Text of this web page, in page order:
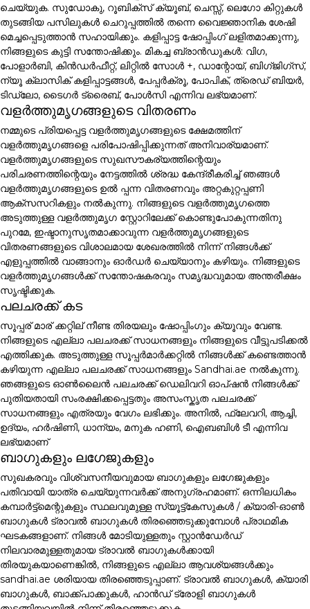
ചെയ്യുക. സുഡോകു, റൂബിക്സ് ക്യൂബ്, ചെസ്സ്, ലെഗോ കിറ്റുകൾ
തുടങ്ങിയ പസിലുകൾ ചെറുപ്പത്തിൽ തന്നെ വൈജ്ഞാനിക ശേഷി
മെച്ചപ്പെടുത്താൻ സഹായിക്കും. കളിപ്പാട്ട ഷോപ്പിംഗ് ലളിതമാക്കുന്നു,
നിങ്ങളുടെ കുട്ടി സന്തോഷിക്കും. മികച്ച ബ്രാൻഡുകൾ: വിഗ,
പോളാർബി, കിൻഡർഫീറ്റ്, ലിറ്റിൽ സോൾ +, ഡാന്റോയ്, ബിഗ്ജിഗ്സ്,
ന്യൂ ക്ലാസിക് കളിപ്പാട്ടങ്ങൾ, പേപ്പർക്രൂ, പോപിക്, ത്രെഡ് ബിയർ,
ടിഡ്ലോ, ടൈഗർ ട്രൈബ്, പോൾസി എന്നിവ ലഭ്യമാണ്.
വളർത്തുമൃഗങ്ങളുടെ വിതരണം
നമ്മുടെ പ്രിയപ്പെട്ട വളർത്തുമൃഗങ്ങളുടെ ക്ഷേമത്തിന്
വളർത്തുമൃഗങ്ങളെ പരിപോഷിപ്പിക്കുന്നത് അനിവാര്യമാണ്.
വളർത്തുമൃഗങ്ങളുടെ സുഖസൗകര്യത്തിന്റെയും
പരിചരണത്തിന്റെയും നേട്ടത്തിൽ ശ്രദ്ധ കേന്ദ്രീകരിച്ച് ഞങ്ങൾ
വളർത്തുമൃഗങ്ങളുടെ ഉൽ പ്പന്ന വിതരണവും അറ്റകുറ്റപ്പണി
ആക്സസറികളും നൽകുന്നു. നിങ്ങളുടെ വളർത്തുമൃഗത്തെ
അടുത്തുള്ള വളർത്തുമൃഗ സ്റ്റോറിലേക്ക് കൊണ്ടുപോകുന്നതിനു
പുറമേ, ഇഷ്ടാനുസൃതമാക്കാവുന്ന വളർത്തുമൃഗങ്ങളുടെ
വിതരണങ്ങളുടെ വിശാലമായ ശേഖരത്തിൽ നിന്ന് നിങ്ങൾക്ക്
എളുപ്പത്തിൽ വാങ്ങാനും ഓർഡർ ചെയ്യാനും കഴിയും. നിങ്ങളുടെ
വളർത്തുമൃഗങ്ങൾക്ക് സന്തോഷകരവും സമൃദ്ധവുമായ അന്തരീക്ഷം
സൃഷ്ടിക്കുക.
പലചരക്ക് കട
സൂപ്പര് മാര് ക്കറ്റില് നീണ്ട തിരയലും ഷോപ്പിംഗും ക്യൂവും വേണ്ട.
നിങ്ങളുടെ എല്ലാ പലചരക്ക് സാധനങ്ങളും നിങ്ങളുടെ വീട്ടുപടിക്കൽ
എത്തിക്കുക. അടുത്തുള്ള സൂപ്പർമാർക്കറ്റിൽ നിങ്ങൾക്ക് കണ്ടെത്താൻ
കഴിയുന്ന എല്ലാ പലചരക്ക് സാധനങ്ങളും Sandhai.ae നൽകുന്നു.
ഞങ്ങളുടെ ഓൺലൈൻ പലചരക്ക് ഡെലിവറി ഓപ്ഷൻ നിങ്ങൾക്ക്
പുതിയതായി സംരക്ഷിക്കപ്പെട്ടതും അസംസ്കൃത പലചരക്ക്
സാധനങ്ങളും എത്രയും വേഗം ലഭിക്കും. അനിൽ, ഫ്ലേവറി, ആച്ചി,
ഉദ്യം, ഹർഷിണി, ധാന്യം, മനുക ഹണി, ഐബബിൾ ടീ എന്നിവ
ലഭ്യമാണ്
ബാഗുകളും ലഗേജുകളും
സുഖകരവും വിശ്വസനീയവുമായ ബാഗുകളും ലഗേജുകളും
പതിവായി യാത്ര ചെയ്യുന്നവർക്ക് അനുഗ്രഹമാണ്. ഒന്നിലധികം
കമ്പാർട്ട്മെന്റുകളും സ്ഥലവുമുള്ള സ്യൂട്ട്കേസുകൾ / ക്യാരി-ഓൺ
ബാഗുകൾ ട്രാവൽ ബാഗുകൾ തിരഞ്ഞെടുക്കുമ്പോൾ പ്രാഥമിക
ഘടകങ്ങളാണ്. നിങ്ങൾ മോടിയുള്ളതും സ്റ്റാൻഡേർഡ്
നിലവാരമുള്ളതുമായ ട്രാവൽ ബാഗുകൾക്കായി
തിരയുകയാണെങ്കിൽ, നിങ്ങളുടെ എല്ലാ ആവശ്യങ്ങൾക്കും
sandhai.ae ശരിയായ തിരഞ്ഞെടുപ്പാണ്. ട്രാവൽ ബാഗുകൾ, ക്യാരി
ബാഗുകൾ, ബാക്ക്പാക്കുകൾ, ഹാൻഡ് ട്രോളി ബാഗുകൾ